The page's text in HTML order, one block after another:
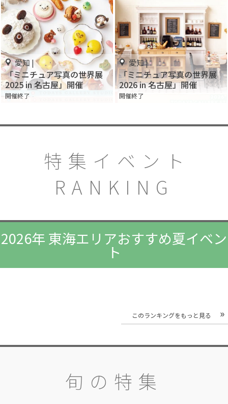
愛知 |
「ミニチュア写真の世界展
2025 in 名古屋」開催
開催終了
愛知 |
「ミニチュア写真の世界展
2026 in 名古屋」開催
開催終了
特集イベント
RANKING
2026年 東海エリアおすすめ夏イベン
ト
このランキングをもっと見る
旬の特集